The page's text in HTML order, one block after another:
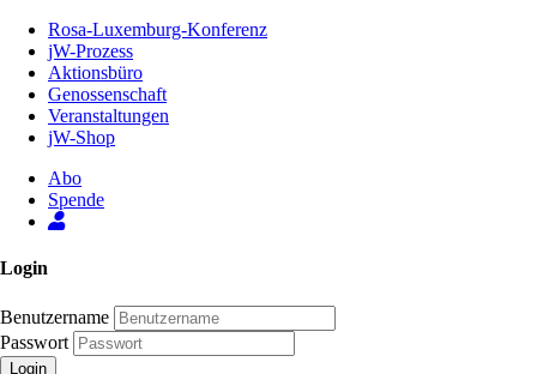
Inhalt
Seite
Rosa-Luxemburg-Konferenz
jW-Prozess
Aktionsbüro
Genossenschaft
Veranstaltungen
jW-Shop
Abo
Spende
Login
Benutzername
Passwort
Login